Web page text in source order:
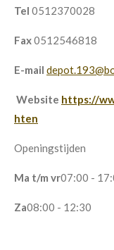
Tel 0512370028
Fax0512546818
E-mail
Website https://
hten
Openingstijden
Ma t/m vr07:00 -
Za08:00 - 12:30